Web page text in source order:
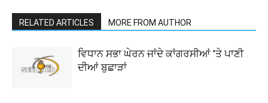
RELATED ARTICLES MORE FROM AUTHOR
ਵਿਧਾਨ ਸਭਾ ਘੇਰਨ ਜਾਂਦੇ ਕਾਂਗਰਸੀਆਂ ’ਤੇ ਪਾਣੀ
ਦੀਆਂ ਬੁਛਾੜਾਂ